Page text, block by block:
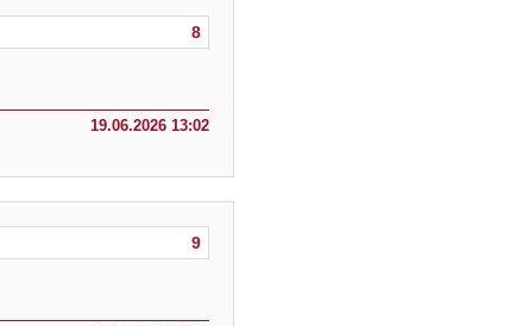
8
19.06.2026 13:02
9